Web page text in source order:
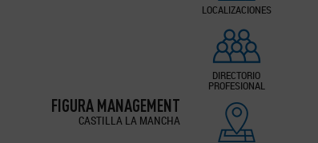
LOCALIZACIONES
DIRECTORIO
PROFESIONAL
FIGURA MANAGEMENT
CASTILLA LA MANCHA